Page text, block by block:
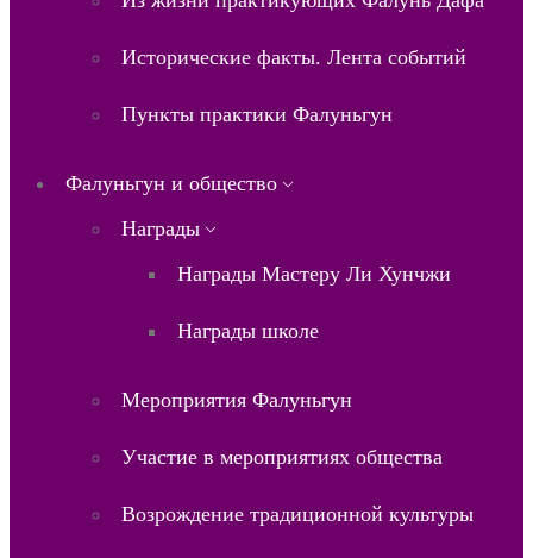
Исторические факты. Лента событий
Пункты практики Фалуньгун
Фалуньгун и общество
Награды
Награды Мастеру Ли Хунчжи
Награды школе
Мероприятия Фалуньгун
Участие в мероприятиях общества
Возрождение традиционной культуры